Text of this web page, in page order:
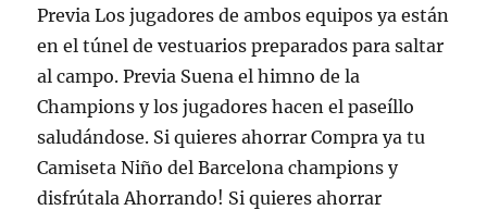
Previa Los jugadores de ambos equipos ya están
en el túnel de vestuarios preparados para saltar
al campo. Previa Suena el himno de la
Champions y los jugadores hacen el paseíllo
saludándose. Si quieres ahorrar Compra ya tu
Camiseta Niño del Barcelona champions y
disfrútala Ahorrando! Si quieres ahorrar